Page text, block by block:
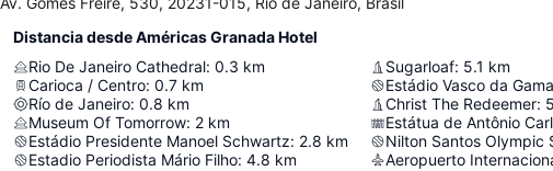
Distancia desde Américas Granada Hotel
Rio De Janeiro Cathedral: 0.3 km
Carioca / Centro: 0.7 km
Río de Janeiro: 0.8 km
Museum Of Tomorrow: 2 km
Estádio Presidente Manoel Schwartz: 2.8 km
Estadio Periodista Mário Filho: 4.8 km
Sugarloaf: 5.1 km
Estádio Vasco da Gama
Christ The Redeemer:
Estátua de Antônio
Nilton Santos Olympic
Aeropuerto